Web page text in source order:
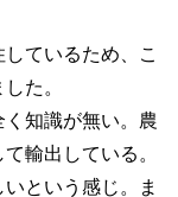
ているため、こ
た。
知識が無い。農
輸出している。
という感じ。ま